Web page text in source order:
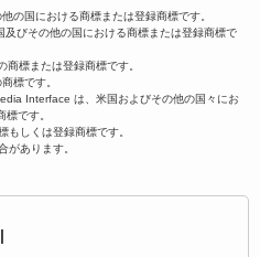
の国における商標または登録商標です。
びその他の国における商標または登録商標で
標または登録商標です。
標です。
Interface は、米国およびその他の国々にお
です。
もしくは登録商標です。
があります。